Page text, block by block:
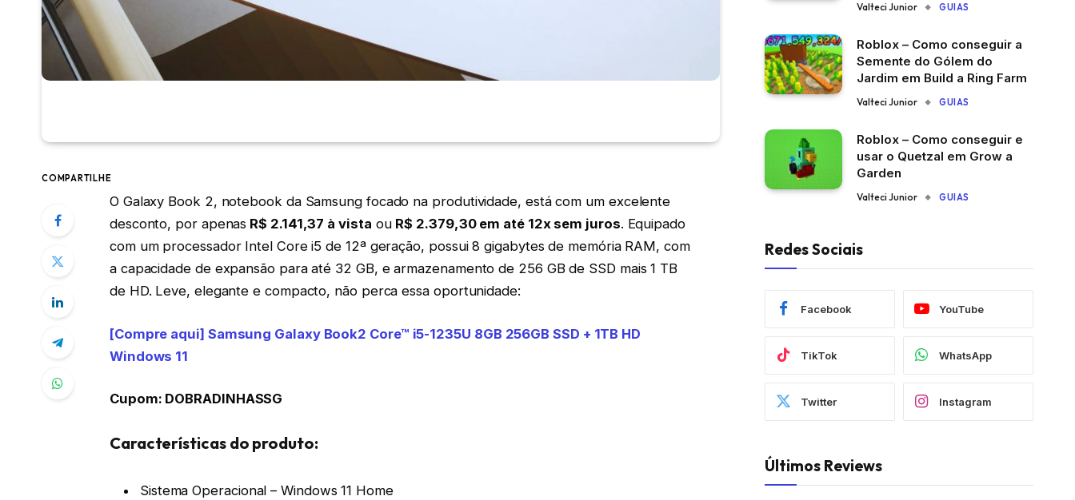
COMPARTILHE
O Galaxy Book 2, notebook da Samsung focado na produtividade, está com um excelente
desconto, por apenas R$ 2.141,37 à vista ou R$ 2.379,30 em até 12x sem juros. Equipado
com um processador Intel Core i5 de 12ª geração, possui 8 gigabytes de memória RAM, com
a capacidade de expansão para até 32 GB, e armazenamento de 256 GB de SSD mais 1 TB
de HD. Leve, elegante e compacto, não perca essa oportunidade:
[Compre aqui] Samsung Galaxy Book2 Core™ i5-1235U 8GB 256GB SSD + 1TB HD
Windows 11
Cupom: DOBRADINHASSG
Características do produto:
Sistema Operacional – Windows 11 Home
Valteci Junior GUIAS
Roblox – Como conseguir a
Semente do Gólem do
Jardim em Build a Ring Farm
Valteci Junior GUIAS
Roblox – Como conseguir e
usar o Quetzal em Grow a
Garden
Valteci Junior GUIAS
Redes Sociais
Facebook YouTube
TikTok WhatsApp
Twitter Instagram
Últimos Reviews